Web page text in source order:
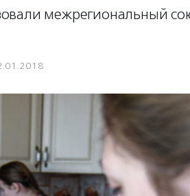
межрегиональный